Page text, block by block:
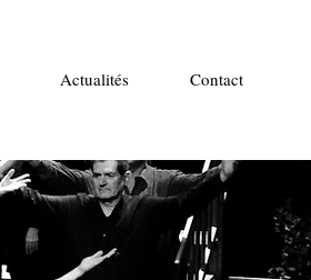
Actualités Contact